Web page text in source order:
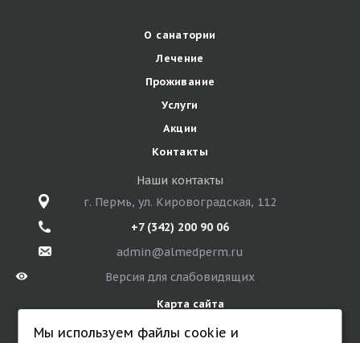
О санатории
Лечение
Проживание
Услуги
Акции
Контакты
Наши контакты
г. Пермь, ул. Кировоградская, 112
+7 (342) 200 90 06
admin@almedperm.ru
Версия для слабовидящих
Карта сайта
Мы используем файлы cookie и